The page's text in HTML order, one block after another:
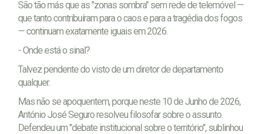
São tão más que as "zonas sombra" sem rede de telemóvel —
que tanto contribuíram para o caos e para a tragédia dos fogos
— continuam exatamente iguais em 2026.
- Onde está o sinal?
Talvez pendente do visto de um diretor de departamento
qualquer.
Mas não se apoquentem, porque neste 10 de Junho de 2026,
António José Seguro resolveu filosofar sobre o assunto.
Defendeu um "debate institucional sobre o território", sublinhou